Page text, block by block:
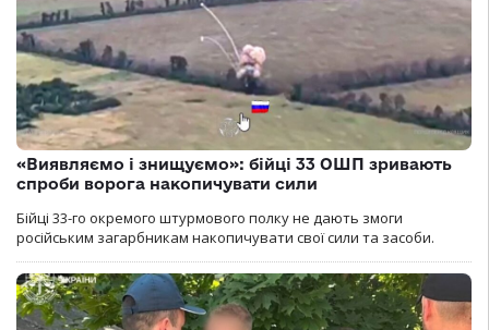
«Виявляємо і знищуємо»: бійці 33 ОШП зривають
спроби ворога накопичувати сили
Бійці 33-го окремого штурмового полку не дають змоги
російським загарбникам накопичувати свої сили та засоби.